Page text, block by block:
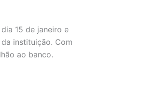
15 de janeiro e
instituição. Com
ao banco.